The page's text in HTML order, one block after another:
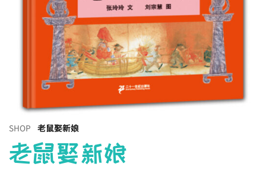
SHOP 老鼠娶新娘
老鼠娶新娘